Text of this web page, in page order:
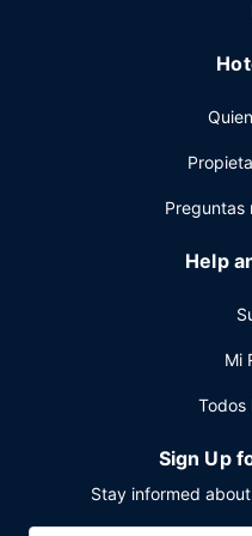
con horario limitado.
completo los fines de
Tendrás un centro de
check-in exprés y check-
¿Estás organizando un
hotel tienes a tu
espacio con zona para
Preguntas
Help
Mi
Todos
Sign Up
Stay informed